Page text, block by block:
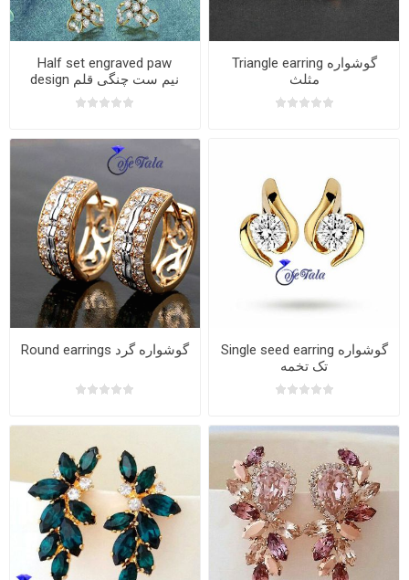
Half set engraved paw
design نیم ست چنگی قلم
خور
Triangle earring گوشواره
مثلث
Round earrings گوشواره گرد
Single seed earring گوشواره
تک تخمه